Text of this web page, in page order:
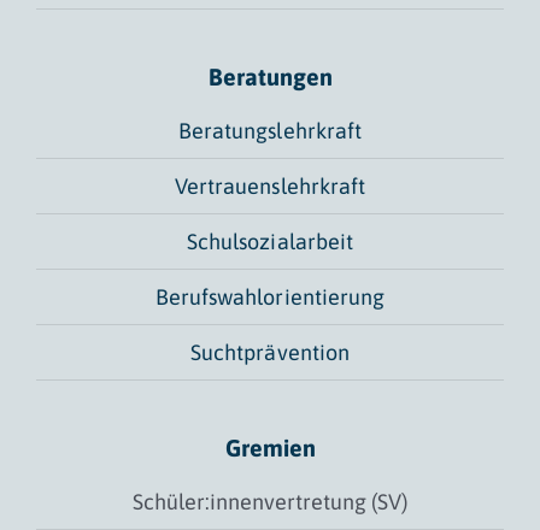
Beratungen
Beratungslehrkraft
Vertrauenslehrkraft
Schulsozialarbeit
Berufswahlorientierung
Suchtprävention
Gremien
Schüler:innenvertretung (SV)